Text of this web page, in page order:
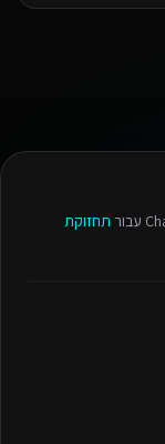
תחזוקת